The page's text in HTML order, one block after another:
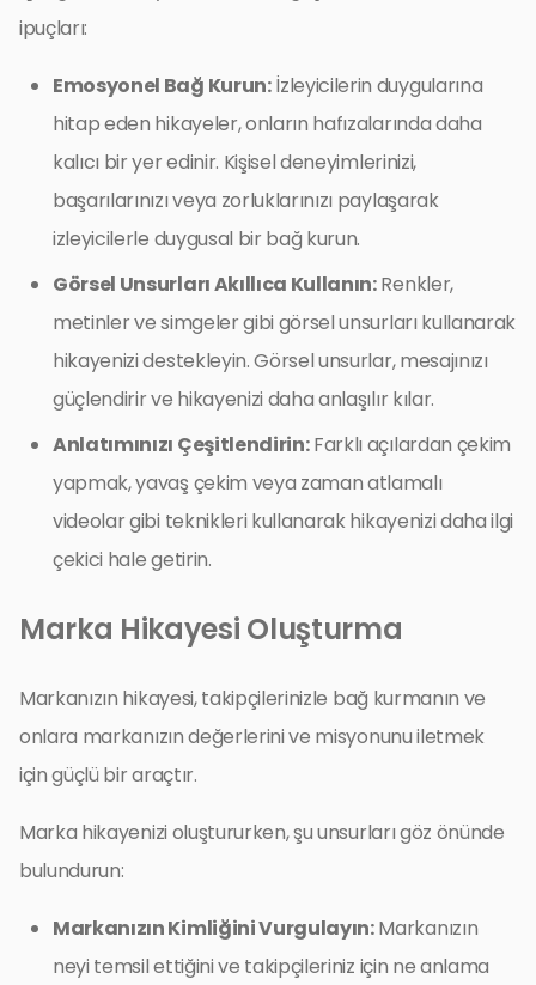
ipuçları:
Emosyonel Bağ Kurun:İzleyicilerin duygularına
hitap eden hikayeler, onların hafızalarında daha
kalıcı bir yer edinir. Kişisel deneyimlerinizi,
başarılarınızı veya zorluklarınızı paylaşarak
izleyicilerle duygusal bir bağ kurun.
Görsel Unsurları Akıllıca Kullanın:Renkler,
metinler ve simgeler gibi görsel unsurları kullanarak
hikayenizi destekleyin. Görsel unsurlar, mesajınızı
güçlendirir ve hikayenizi daha anlaşılır kılar.
Anlatımınızı Çeşitlendirin:Farklı açılardan çekim
yapmak, yavaş çekim veya zaman atlamalı
videolar gibi teknikleri kullanarak hikayenizi daha ilgi
çekici hale getirin.
Marka Hikayesi Oluşturma
Markanızın hikayesi, takipçilerinizle bağ kurmanın ve
onlara markanızın değerlerini ve misyonunu iletmek
için güçlü bir araçtır.
Marka hikayenizi oluştururken, şu unsurları göz önünde
bulundurun:
Markanızın Kimliğini Vurgulayın:Markanızın
neyi temsil ettiğini ve takipçileriniz için ne anlama